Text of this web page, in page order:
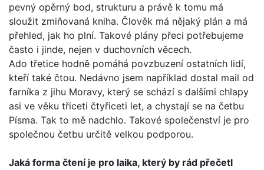
pevný opěrný bod, strukturu a právě k tomu má
sloužit zmiňovaná kniha. Člověk má nějaký plán a má
přehled, jak ho plní. Tako­vé plány přeci potřebujeme
často i jinde, nejen v duchovních věcech.
Ado třetice hodně pomáhá povzbuzení ostatních lidí,
kte­ří také čtou. Nedávno jsem například dostal mail od
farníka z jihu Moravy, který se schází s dalšími chlapy
asi ve věku tři­ceti čtyřiceti let, a chystají se na četbu
Písma. Tak to mě nad­chlo. Takové společenství je pro
společnou četbu určitě velkou podporou.
Jaká forma čtení je pro laika, který by rád přečetl